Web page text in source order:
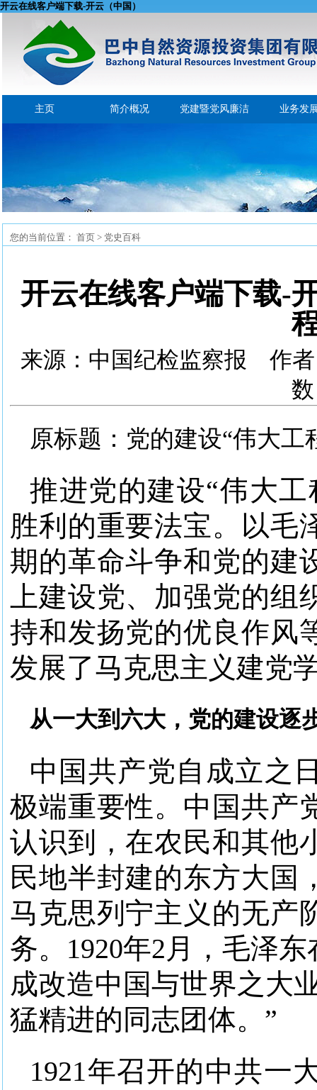
开云在线客户端下载-开云（中国）
主页 简介概况 党建暨党风廉洁 业务发
您的当前位置： 首页 > 党史百科
开云在线客户端下载-
来源：中国纪检监察报 作
原标题：党的建设“伟大工
推进党的建设“伟大
胜利的重要法宝。以毛
期的革命斗争和党的建
上建设党、加强党的组
持和发扬党的优良作风
发展了马克思主义建党
从一大到六大，党的建设逐
中国共产党自成立之
极端重要性。中国共产
认识到，在农民和其他
民地半封建的东方大国
马克思列宁主义的无产
务。1920年2月，毛泽
成改造中国与世界之大
猛精进的同志团体。”
1921年召开的中共一